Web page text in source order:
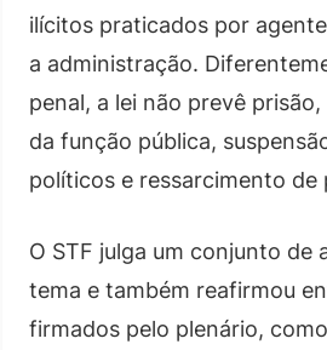
ilícitos praticados por
a administração.
penal, a lei não prevê
da função pública,
políticos e ressarcimento de
O STF julga um conjunto de
tema e também reafirmou
firmados pelo plenário,